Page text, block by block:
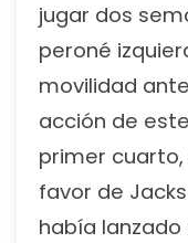
jugar dos
peroné
movilidad
acción de
primer
favor de
había